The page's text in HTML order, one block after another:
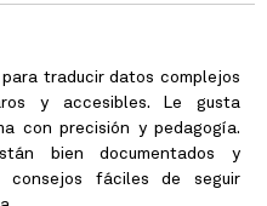
traducir datos complejos
y accesibles. Le gusta
con precisión y pedagogía.
bien documentados y
consejos fáciles de seguir